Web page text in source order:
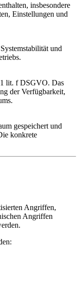
insbesondere
Einstellungen und
und
lit. f DSGVO. Das
der Verfügbarkeit,
gespeichert und
konkrete
Angriffen,
Angriffen